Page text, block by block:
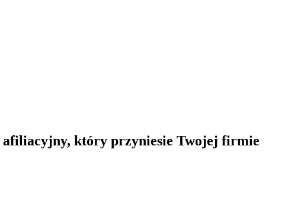
afiliacyjny, który przyniesie Twojej firmie